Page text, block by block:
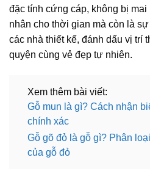
đặc tính cứng cáp, không bị
nhân cho thời gian mà còn là
các nhà thiết kế, đánh dấu vị trí
quyện cùng vẻ đẹp tự nhiên.
Xem thêm bài viết:
Gỗ mun là gì? Cách nhận
chính xác
Gỗ gõ đỏ là gỗ gì? Phân
của gỗ đỏ